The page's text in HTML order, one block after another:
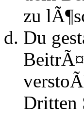
zu
Du
Dritten